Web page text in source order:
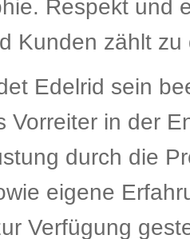
Respekt und
Kunden zählt
Edelrid sein
Vorreiter in der
durch die
eigene
Verfügung